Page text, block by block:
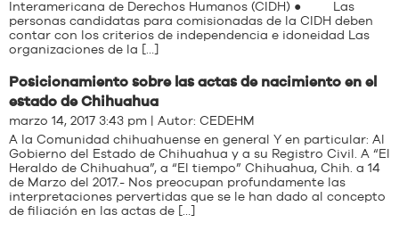
Interamericana de Derechos Humanos (CIDH) ● Las
personas candidatas para comisionadas de la CIDH deben
contar con los criterios de independencia e idoneidad Las
organizaciones de la […]
Posicionamiento sobre las actas de nacimiento en el
estado de Chihuahua
marzo 14, 2017 3:43 pm | Autor: CEDEHM
A la Comunidad chihuahuense en general Y en particular: Al
Gobierno del Estado de Chihuahua y a su Registro Civil. A “El
Heraldo de Chihuahua”, a “El tiempo” Chihuahua, Chih. a 14
de Marzo del 2017.- Nos preocupan profundamente las
interpretaciones pervertidas que se le han dado al concepto
de filiación en las actas de […]